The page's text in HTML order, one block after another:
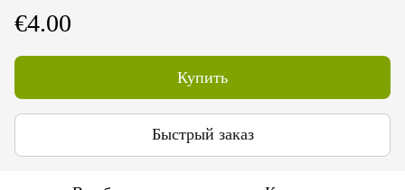
€4.00
Купить
Быстрый заказ